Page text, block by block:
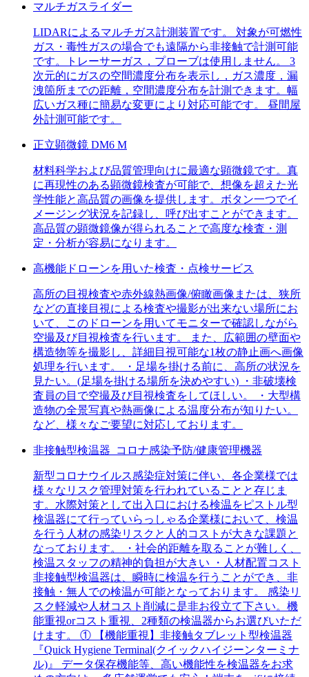
マルチガスライダー
LIDARによるマルチガス計測装置です。 対象が可燃性
ガス・毒性ガスの場合でも遠隔から非接触で計測可能
です。トレーサーガス，プローブは使用しません。 3
次元的にガスの空間濃度分布を表示し，ガス濃度，漏
洩箇所までの距離，空間濃度分布を計測できます。幅
広いガス種に簡易な変更により対応可能です。 昼間屋
外計測可能です。
正立顕微鏡 DM6 M
材料科学および品質管理向けに最適な顕微鏡です。真
に再現性のある顕微鏡検査が可能で、想像を超えた光
学性能と高品質の画像を提供します。ボタン一つでイ
メージング状況を記録し、呼び出すことができます。
高品質の顕微鏡像が得られることで高度な検査・測
定・分析が容易になります。
高機能ドローンを用いた検査・点検サービス
高所の目視検査や赤外線熱画像/俯瞰画像または、狭所
などの直接目視による検査や撮影が出来ない場所にお
いて、このドローンを用いてモニターで確認しながら
空撮及び目視検査を行います。 また、広範囲の壁面や
構造物等を撮影し、詳細目視可能な1枚の静止画へ画像
処理を行います。 ・足場を掛ける前に、高所の状況を
見たい。(足場を掛ける場所を決めやすい) ・非破壊検
査員の目で空撮及び目視検査をしてほしい。 ・大型構
造物の全景写真や熱画像による温度分布が知りたい。
など、様々なご要望に対応しております。
非接触型検温器_コロナ感染予防/健康管理機器
新型コロナウイルス感染症対策に伴い、各企業様では
様々なリスク管理対策を行われていることと存じま
す。水際対策として出入口における検温をピストル型
検温器にて行っていらっしゃる企業様において、検温
を行う人材の感染リスクと人的コストが大きな課題と
なっております。 ・社会的距離を取ることが難しく、
検温スタッフの精神的負担が大きい ・人材配置コスト
非接触型検温器は、瞬時に検温を行うことができ、非
接触・無人での検温が可能となっております。 感染リ
スク軽減や人材コスト削減に是非お役立て下さい。機
能重視orコスト重視、2種類の検温器からお選びいただ
けます。 ① 【機能重視】非接触タブレット型検温器
『Quick Hygiene Terminal(クイックハイジーンターミナ
ル)』 データ保存機能等、高い機能性を検温器をお求